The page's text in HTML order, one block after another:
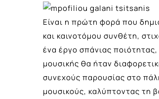
Είναι η πρώτη φορά που
και καινοτόμου συνθέτη,
ένα έργο σπάνιας
μουσικής θα ήταν
συνεχούς παρουσίας στο
μουσικούς, καλύπτοντας τη